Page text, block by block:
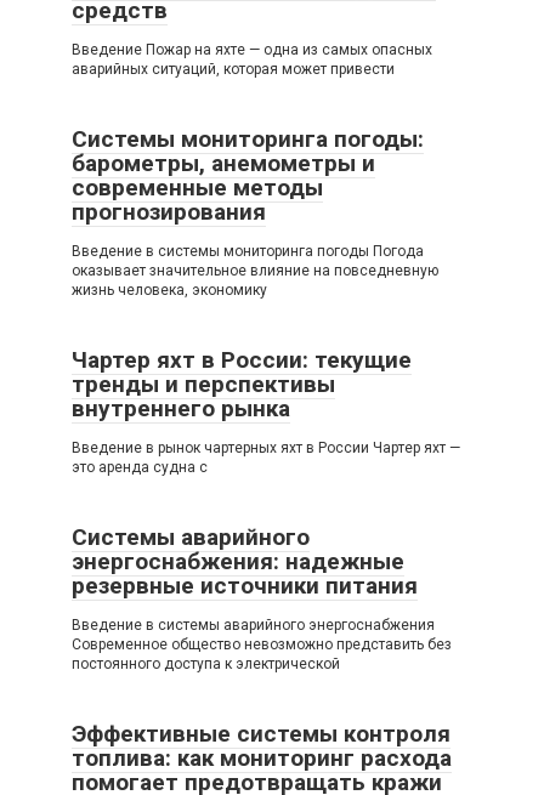
средств
Введение Пожар на яхте — одна из самых опасных
аварийных ситуаций, которая может привести
Системы мониторинга погоды:
барометры, анемометры и
современные методы
прогнозирования
Введение в системы мониторинга погоды Погода
оказывает значительное влияние на повседневную
жизнь человека, экономику
Чартер яхт в России: текущие
тренды и перспективы
внутреннего рынка
Введение в рынок чартерных яхт в России Чартер яхт —
это аренда судна с
Системы аварийного
энергоснабжения: надежные
резервные источники питания
Введение в системы аварийного энергоснабжения
Современное общество невозможно представить без
постоянного доступа к электрической
Эффективные системы контроля
топлива: как мониторинг расхода
помогает предотвращать кражи